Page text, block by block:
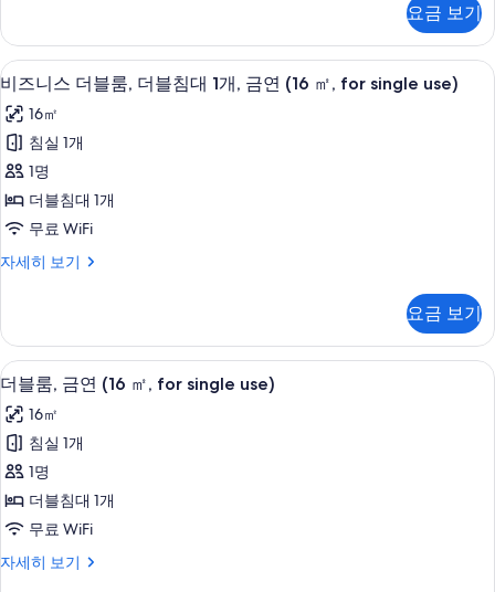
1
개,
금
연
사
진
모
두
보
킹
사
이
즈
침
대
개,
금
연
자
세
요금 보기
비
즈
니
스
더
블
더
침
대
1
개,
금
연
(16
㎡,
for
single
4
비즈니스 더블룸, 더블침대 1개, 금연 (16 ㎡, for single use)
16㎡
침실 1개
1명
더블침대 1개
무료 WiFi
자세히 보기
비
더
블
룸,
더
블
침
대
개,
금
연
(16
요금 보기
더
블
룸,
금
연
(16
㎡,
for
4
더블룸, 금연 (16 ㎡, for single use)
16㎡
침실 1개
1명
더블침대 1개
무료 WiFi
자세히 보기
더